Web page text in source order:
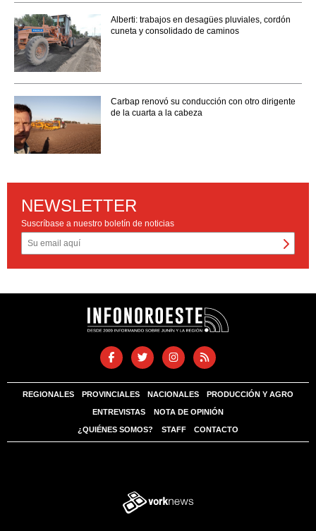
Alberti: trabajos en desagües pluviales, cordón
cuneta y consolidado de caminos
Carbap renovó su conducción con otro dirigente
de la cuarta a la cabeza
NEWSLETTER
Suscríbase a nuestro boletín de noticias
REGIONALES PROVINCIALES NACIONALES PRODUCCIÓN Y AGRO
ENTREVISTAS NOTA DE OPINIÓN
¿QUIÉNES SOMOS? STAFF CONTACTO